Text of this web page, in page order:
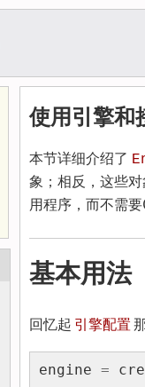
使用引擎和
本节详细介绍了
象；相反，这些对
用程序，而不需
基本用法
回忆起 引擎配置
engine =